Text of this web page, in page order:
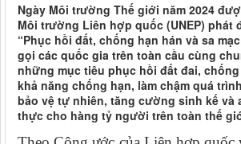
Ngày Môi trường Thế giới năm 2024
Môi trường Liên hợp quốc (UNEP) phát
“Phục hồi đất, chống hạn hán và sa
gọi các quốc gia trên toàn cầu cùng
những mục tiêu phục hồi đất đai, chống
khả năng chống hạn, làm chậm quá
bảo vệ tự nhiên, tăng cường sinh kế và
thực cho hàng tỷ người trên toàn thế